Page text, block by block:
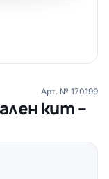
Арт. № 170199
кит –